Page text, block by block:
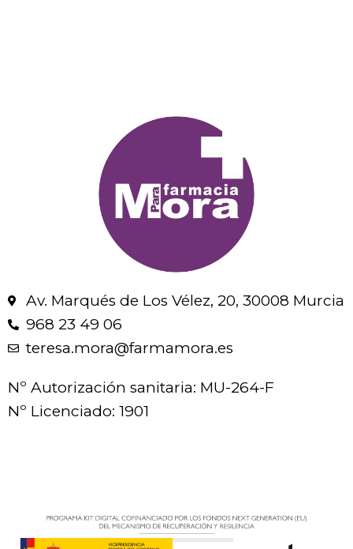
Av. Marqués de Los Vélez, 20, 30008 Murcia
968 23 49 06
teresa.mora@farmamora.es
Nº Autorización sanitaria: MU-264-F
Nº Licenciado: 1901